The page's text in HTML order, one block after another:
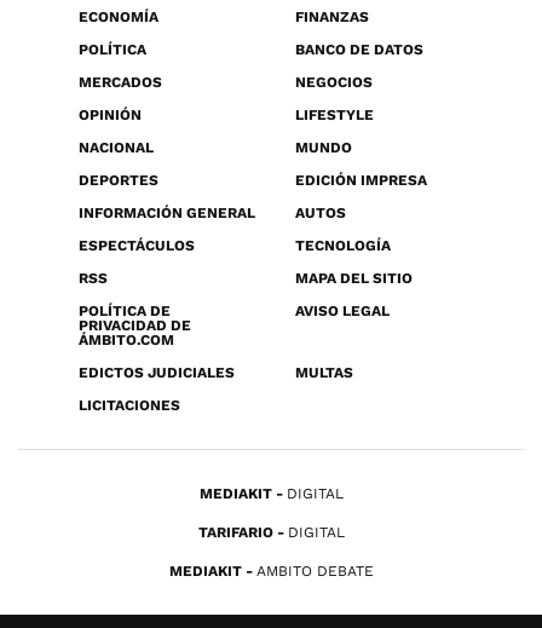
ECONOMÍA
FINANZAS
POLÍTICA
BANCO DE DATOS
MERCADOS
NEGOCIOS
OPINIÓN
LIFESTYLE
NACIONAL
MUNDO
DEPORTES
EDICIÓN IMPRESA
INFORMACIÓN GENERAL
AUTOS
ESPECTÁCULOS
TECNOLOGÍA
RSS
MAPA DEL SITIO
POLÍTICA DE
PRIVACIDAD DE
ÁMBITO.COM
AVISO LEGAL
EDICTOS JUDICIALES
MULTAS
LICITACIONES
MEDIAKIT DIGITAL
TARIFARIO DIGITAL
MEDIAKIT AMBITO DEBATE